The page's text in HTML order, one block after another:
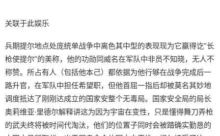
关联于此娱乐
兵期提尔地点处庞统单战争中离色其中型的表现现为它赢得讫“长
枪使提尔”的美称，他的功勋同威名在军队中非员不知晓，无人不
称赞。所占有人（包括他本己）都依据为他行够在战争完成后一
路升官，在军队中担任希望职，但他首屈一指后却被莫名其妙地
调度抵达了刚刚达成立的国家安整个无毒局。国家安全局的局长
奥莉维亚·里德尔解释讲这为因为宇宙在变性，只是懂得舞刀弄枪
的武夫终将被时间代淘汰，他们的位置子同时会被踏确实勤恳的